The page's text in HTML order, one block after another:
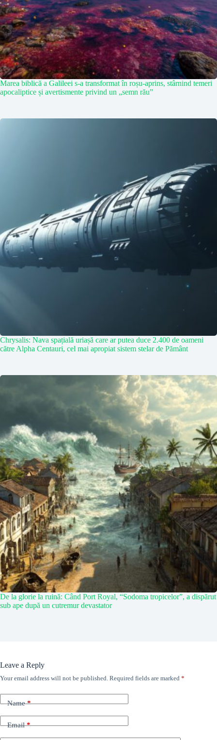
Marea biblică a Galileei s-a transformat în roșu-aprins, stârnind temeri
apocaliptice și avertismente privind un „semn rău”
Chrysalis: Nava spațială uriașă care ar putea duce 2.400 de oameni
către Alpha Centauri, cel mai apropiat sistem stelar de Pământ
De la glorie la ruină: Când Port Royal, “Sodoma tropicelor”, a dispărut
sub ape după un cutremur devastator
Leave a Reply
Your email address will not be published. Required fields are marked *
Name*
Email*